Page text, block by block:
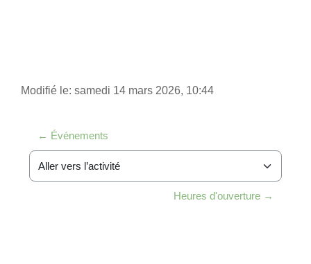
Modifié le: samedi 14 mars 2026, 10:44
← Événements
Aller vers l’activité
Heures d'ouverture →